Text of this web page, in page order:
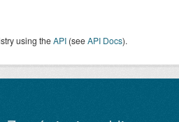
using theAPI (seeAPI Docs).